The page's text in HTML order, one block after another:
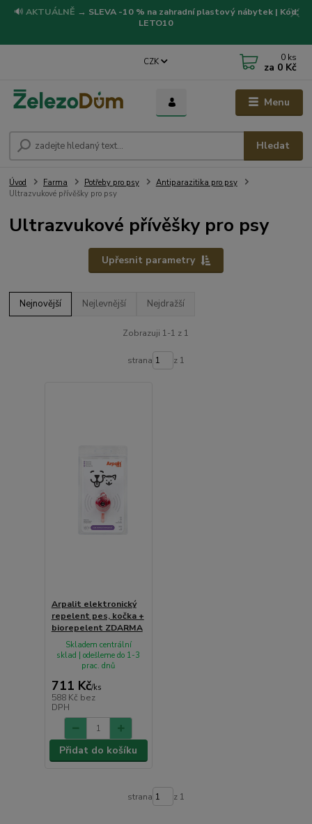
🔊 AKTUÁLNĚ → SLEVA -10 % na zahradní plastový nábytek | Kód:
LETO10
Menu
CZK
Hledat
0 ks
za 0 Kč
Úvod Farma Potřeby pro psy
Antiparazitika pro psy
Ultrazvukové přívěšky pro psy
Ultrazvukové přívěšky pro psy
Upřesnit parametry
Nejnovější Nejlevnější Nejdražší
Zobrazuji 1-1 z 1
strana z 1
Arpalit elektronický
repelent pes, kočka +
biorepelent ZDARMA
711 Kč/ks
588 Kč bez
DPH
Skladem centrální
sklad | odešleme do 1-3
prac. dnů
Přidat do košíku
strana z 1